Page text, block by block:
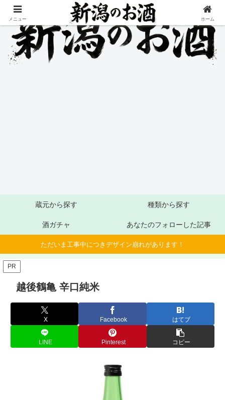
蔵元から探す 種類から探す
酒ガチャ あなたのフォローした記事
ただいま工事中につきデザイン崩れがあります！
PR
越後鶴亀 辛口純米
X Facebook はてブ
LINE Pinterest コピー
メニュー ホーム